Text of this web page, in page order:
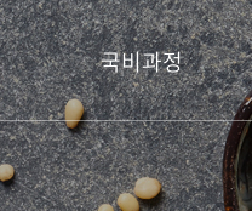
국비과정